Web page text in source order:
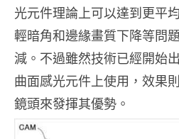
光元件理論上可以達到更平
輕暗角和邊緣畫質下降等問
減。不過雖然技術已經開始
曲面感光元件上使用，效果
鏡頭來發揮其優勢。